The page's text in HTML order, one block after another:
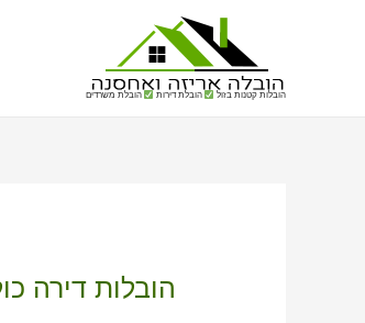
הובלות קטנות בזול הובלת דירות הובלת משרדים
הובלות דירה